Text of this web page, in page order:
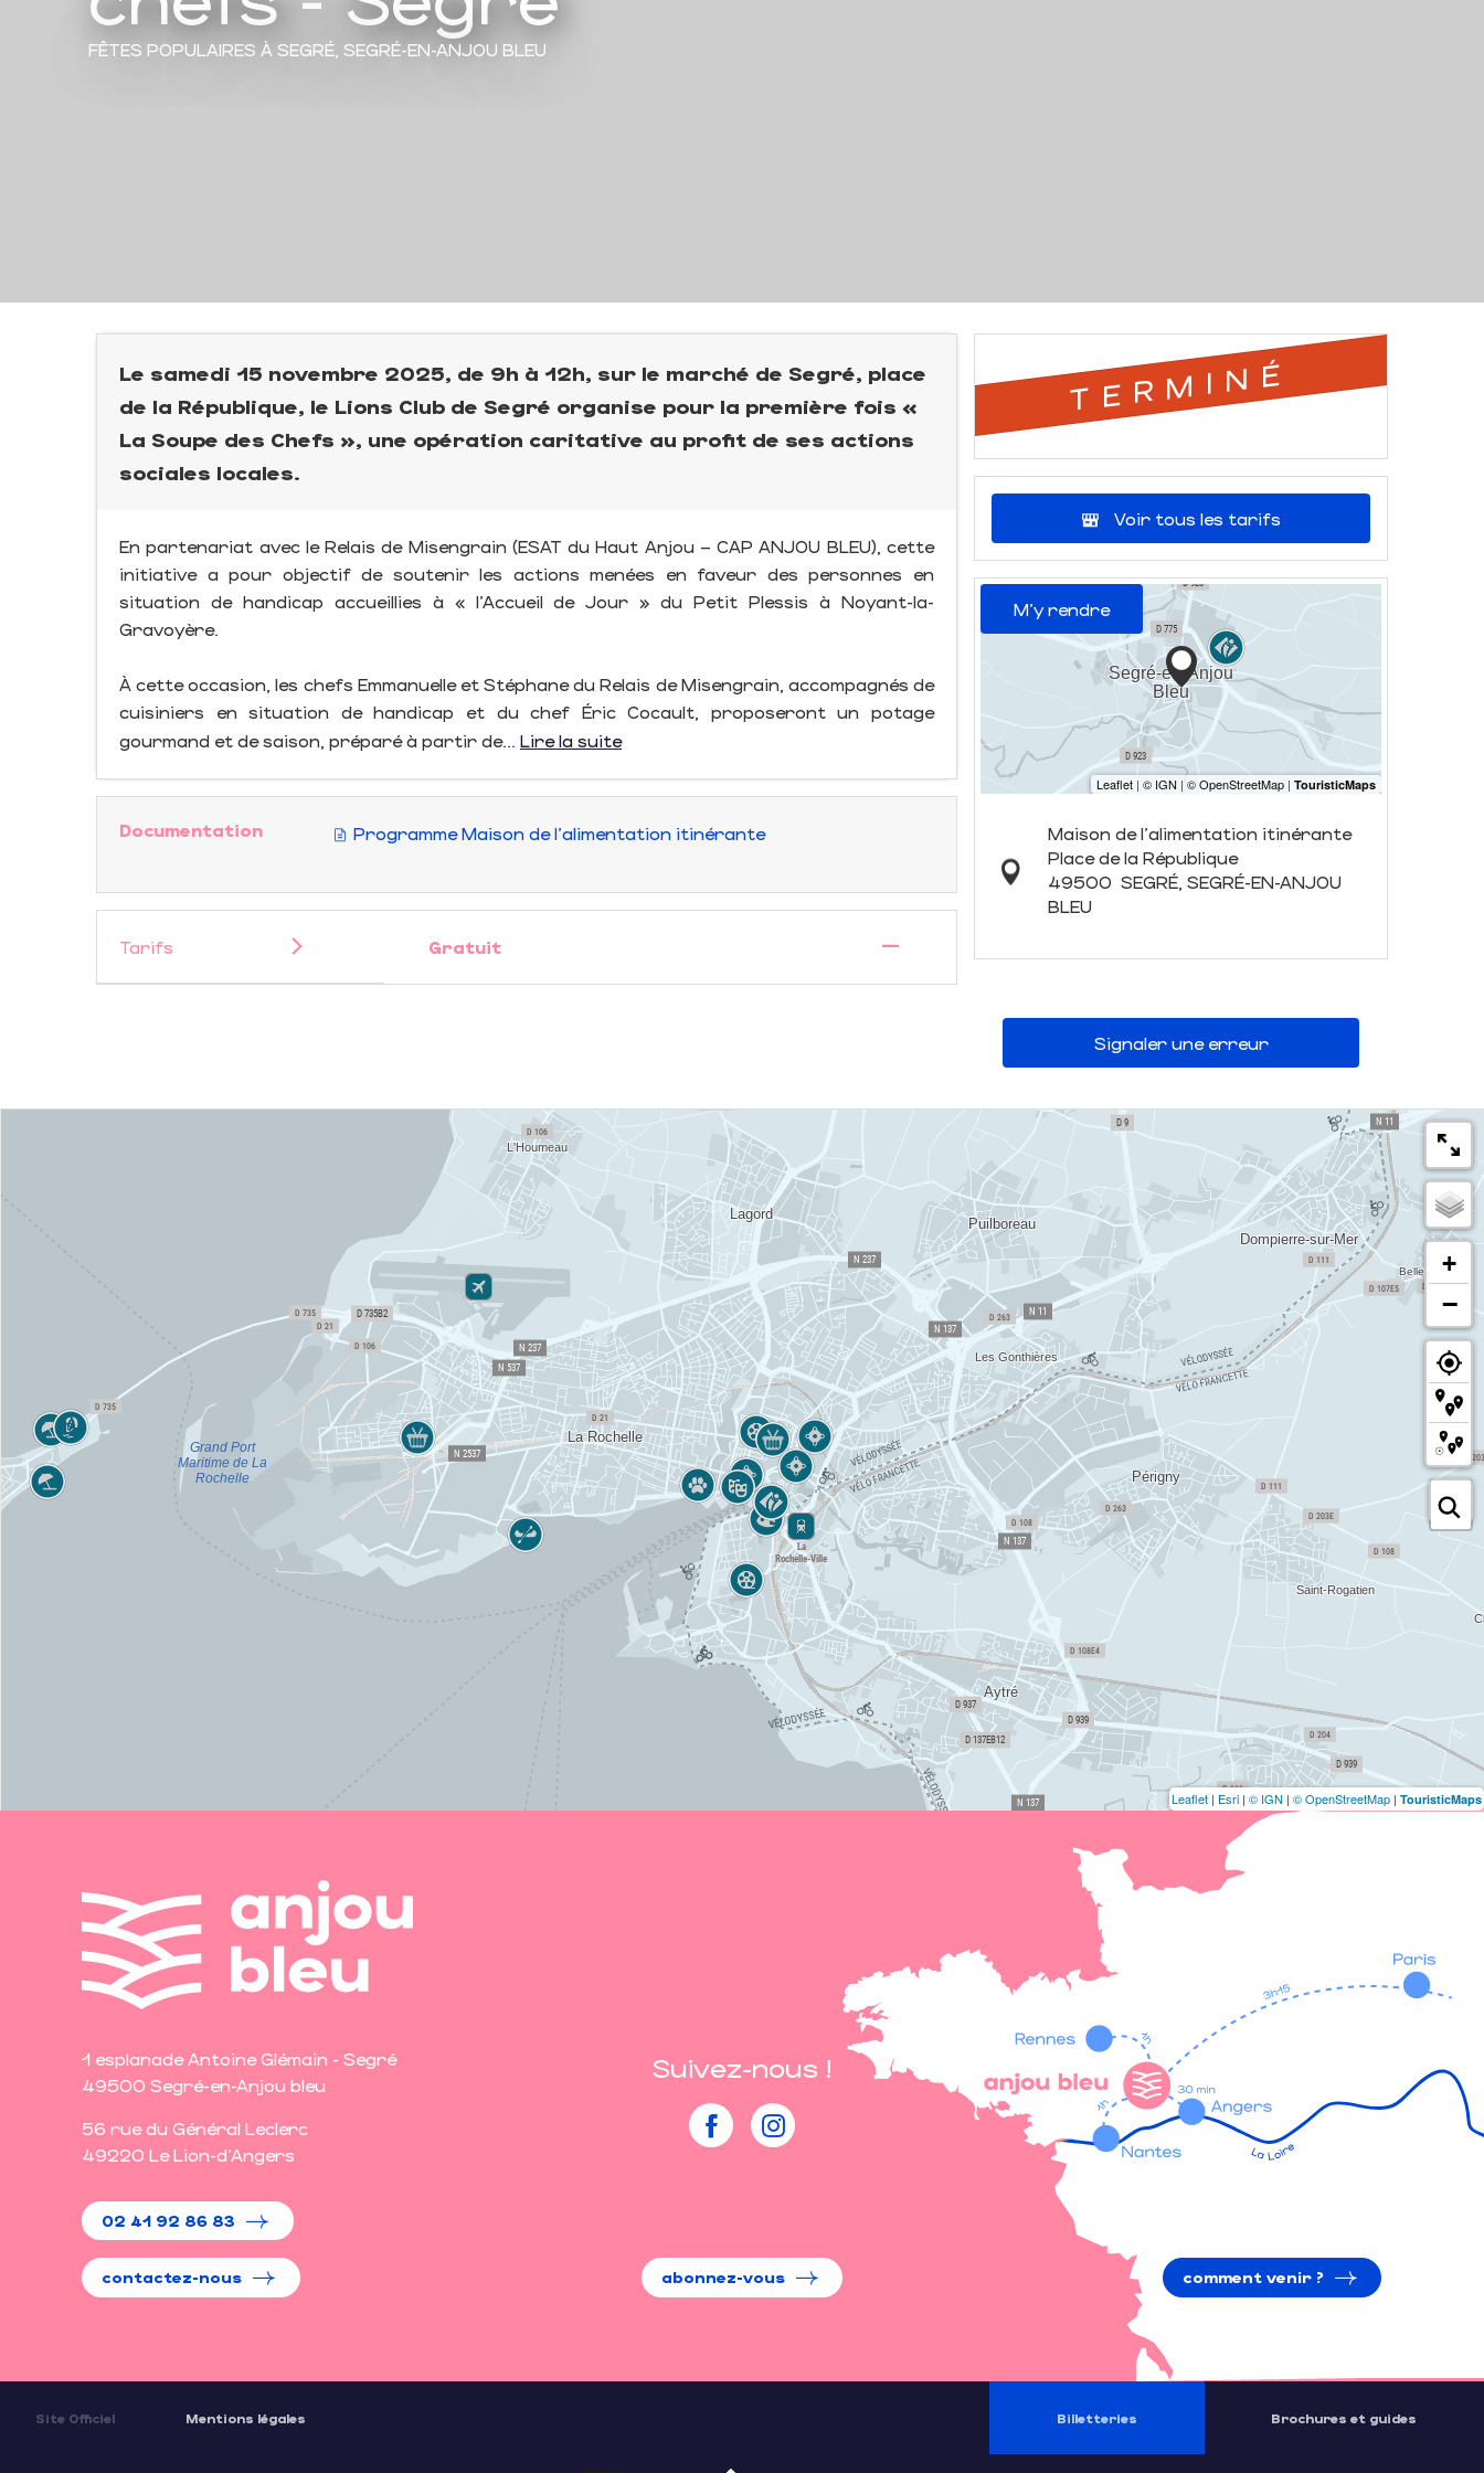
FÊTES POPULAIRES À SEGRÉ, SEGRÉ-EN-ANJOU BLEU
Le samedi 15 novembre 2025, de 9h à 12h, sur le marché de Segré, place
de la République, le Lions Club de Segré organise pour la première fois «
La Soupe des Chefs », une opération caritative au profit de ses actions
sociales locales.
En partenariat avec le Relais de Misengrain (ESAT du Haut Anjou – CAP ANJOU BLEU), cette
initiative a pour objectif de soutenir les actions menées en faveur des personnes en
situation de handicap accueillies à « l’Accueil de Jour » du Petit Plessis à Noyant-la-
Gravoyère.
À cette occasion, les chefs Emmanuelle et Stéphane du Relais de Misengrain, accompagnés de
cuisiniers en situation de handicap et du chef Éric Cocault, proposeront un potage
gourmand et de saison, préparé à partir de... Lire la suite
Documentation Programme Maison de l'alimentation itinérante
Tarifs Gratuit —
TERMINÉ
Voir tous les tarifs
M'y rendre
Maison de l'alimentation itinérante
Place de la République
49500 SEGRÉ, SEGRÉ-EN-ANJOU
BLEU
Signaler une erreur
+
−
Leaflet | Esri | © IGN | © OpenStreetMap | TouristicMaps
1 esplanade Antoine Glémain - Segré
49500 Segré-en-Anjou bleu
56 rue du Général Leclerc
49220 Le Lion-d'Angers
02 41 92 86 83
contactez-nous
Suivez-nous !
abonnez-vous comment venir ?
Site Officiel Mentions légales Billetteries Brochures et guides